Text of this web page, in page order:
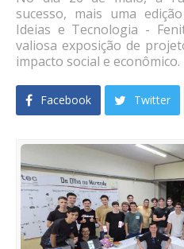
sucesso, mais uma
Ideias e Tecnologia -
valiosa exposição de
impacto social e
Facebook Twitter